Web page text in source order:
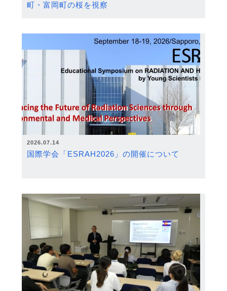
町・富岡町の桜を視察
2026.07.14
国際学会「ESRAH2026」の開催について